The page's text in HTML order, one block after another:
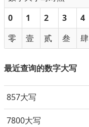
0
1 2 3 4
零
壹 贰 叁 肆
最近查询的数字大写
857大写
7800大写